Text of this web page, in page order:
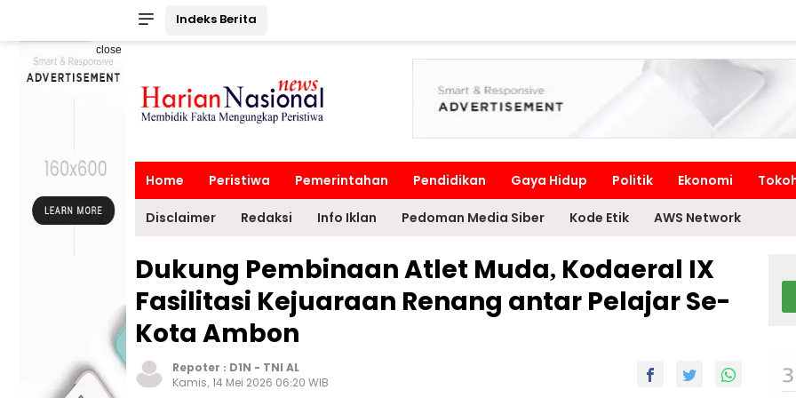
Indeks Berita
close
Home Peristiwa Pemerintahan Pendidikan Gaya Hidup Politik Ekonomi
Disclaimer Redaksi Info Iklan Pedoman Media Siber Kode Etik AWS Network
Dukung Pembinaan Atlet Muda, Kodaeral IX
Fasilitasi Kejuaraan Renang antar Pelajar Se-
Kota Ambon
Repoter : D1N - TNI AL
Kamis, 14 Mei 2026 06:20 WIB